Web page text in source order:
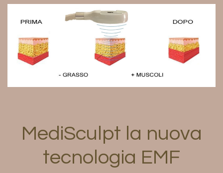
MediSculpt la nuova
tecnologia EMF